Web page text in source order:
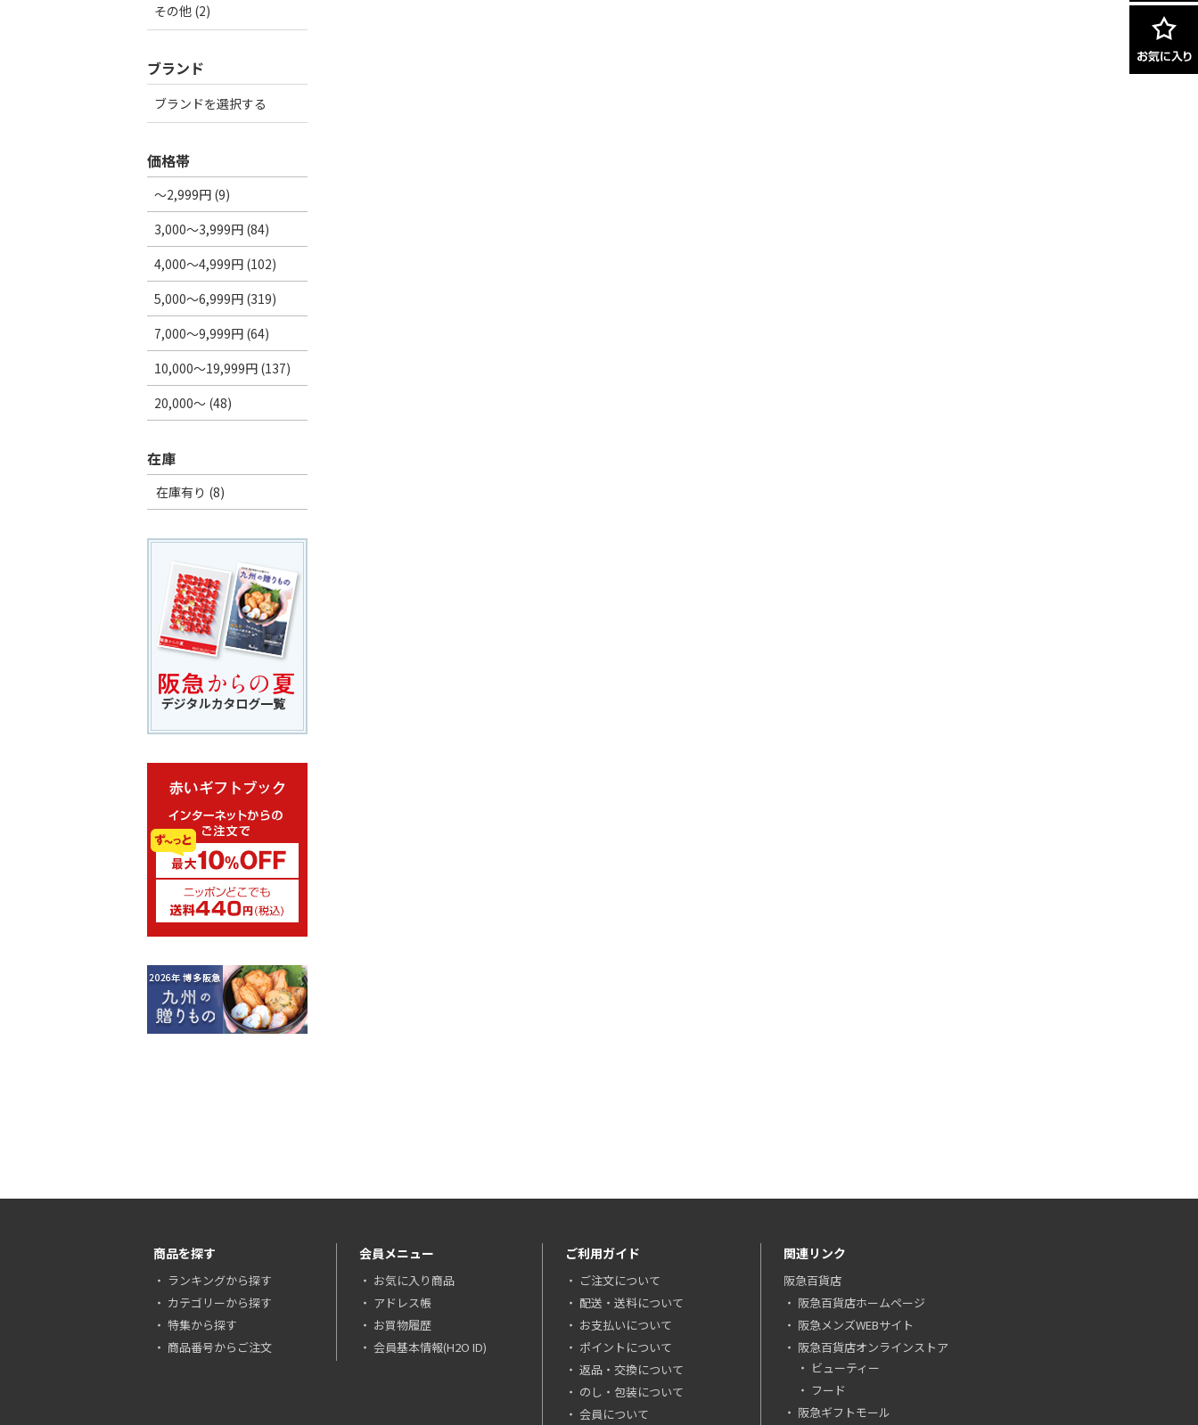
その他 (2)
ブランド
ブランドを選択する
価格帯
～2,999円 (9)
3,000～3,999円 (84)
4,000～4,999円 (102)
5,000～6,999円 (319)
7,000～9,999円 (64)
10,000～19,999円 (137)
20,000～ (48)
在庫
在庫有り (8)
商品を探す
ランキングから探す
カテゴリーから探す
特集から探す
商品番号からご注文
会員メニュー
お気に入り商品
アドレス帳
お買物履歴
会員基本情報(H2O ID)
ご利用ガイド
ご注文について
配送・送料について
お支払いについて
ポイントについて
返品・交換について
のし・包装について
会員について
関連リンク
阪急百貨店
阪急百貨店ホームページ
阪急メンズWEBサイト
阪急百貨店オンラインストア
ビューティー
フード
阪急ギフトモール